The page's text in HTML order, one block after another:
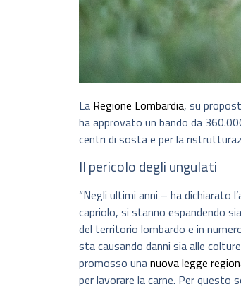
La Regione Lombardia, su
ha approvato un bando da
centri di sosta e per la
Il pericolo degli ungulati
“Negli ultimi anni – ha dichiarato
capriolo, si stanno espandendo
del territorio lombardo e in
sta causando danni sia alle
promosso unanuova legge
per lavorare la carne. Per questo